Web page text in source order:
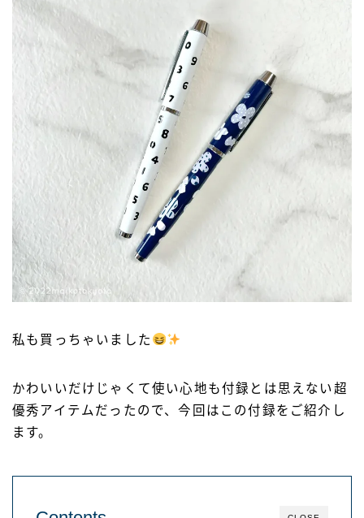
私も買っちゃいました
かわいいだけじゃくて使い心地も付録とは思えない超
優秀アイテムだったので、今回はこの付録をご紹介し
ます。